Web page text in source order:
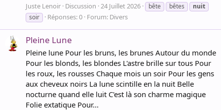
Juste Lenoir Discussion 24 Juillet 2026 bête bêtes
nuit
soir
Réponses: 0 Forum: Divers
Pleine Lune
Pleine lune Pour les bruns, les brunes Autour du monde
Pour les blonds, les blondes L'astre brille sur tous Pour
les roux, les rousses Chaque mois un soir Pour les gens
aux cheveux noirs La lune scintille en la nuit Belle
nocturne quand elle luit C'est là son charme magique
Folie extatique Pour...